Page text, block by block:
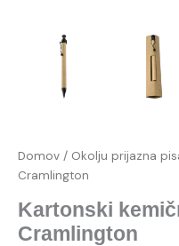
Domov / Okolju prijazna
Cramlington
Kartonski
Cramlington